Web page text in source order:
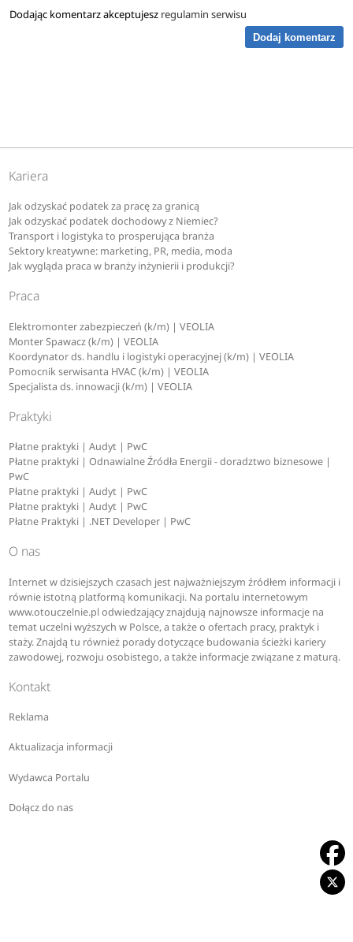
Dodając komentarz akceptujesz regulamin serwisu
Dodaj komentarz
Kariera
Jak odzyskać podatek za pracę za granicą
Jak odzyskać podatek dochodowy z Niemiec?
Transport i logistyka to prosperująca branża
Sektory kreatywne: marketing, PR, media, moda
Jak wygląda praca w branży inżynierii i produkcji?
Praca
Elektromonter zabezpieczeń (k/m) | VEOLIA
Monter Spawacz (k/m) | VEOLIA
Koordynator ds. handlu i logistyki operacyjnej (k/m) | VEOLIA
Pomocnik serwisanta HVAC (k/m) | VEOLIA
Specjalista ds. innowacji (k/m) | VEOLIA
Praktyki
Płatne praktyki | Audyt | PwC
Płatne praktyki | Odnawialne Źródła Energii - doradztwo biznesowe |
PwC
Płatne praktyki | Audyt | PwC
Płatne praktyki | Audyt | PwC
Płatne Praktyki | .NET Developer | PwC
O nas
Internet w dzisiejszych czasach jest najważniejszym źródłem informacji i
równie istotną platformą komunikacji. Na portalu internetowym
www.otouczelnie.pl odwiedzający znajdują najnowsze informacje na
temat uczelni wyższych w Polsce, a także o ofertach pracy, praktyk i
staży. Znajdą tu również porady dotyczące budowania ścieżki kariery
zawodowej, rozwoju osobistego, a także informacje związane z maturą.
Kontakt
Reklama
Aktualizacja informacji
Wydawca Portalu
Dołącz do nas